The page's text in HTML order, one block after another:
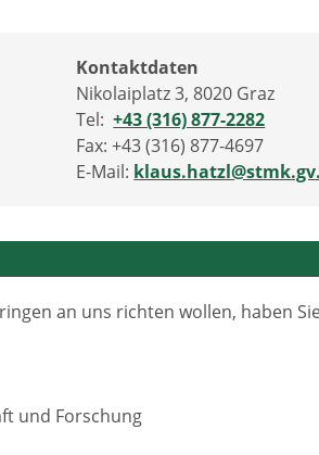
Kontaktdaten
Nikolaiplatz 3, 8020 Graz
Tel:+43 (316) 877-2282
Fax: +43 (316) 877-4697
E-Mail:
an uns richten wollen, haben
und Forschung